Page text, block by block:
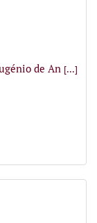
de An [...]